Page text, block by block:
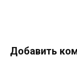
Добавить